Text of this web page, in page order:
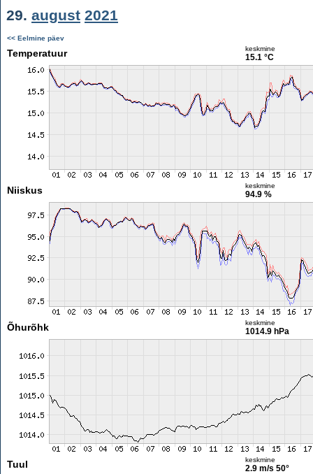
29. august 2021
<< Eelmine päev
Temperatuur keskmine
15.1 °C
Niiskus keskmine
94.9 %
Õhurõhk keskmine
1014.9 hPa
Tuul keskmine
2.9 m/s 50°